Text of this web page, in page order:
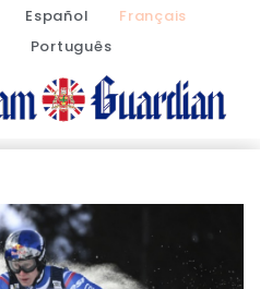
Español
Français
Português